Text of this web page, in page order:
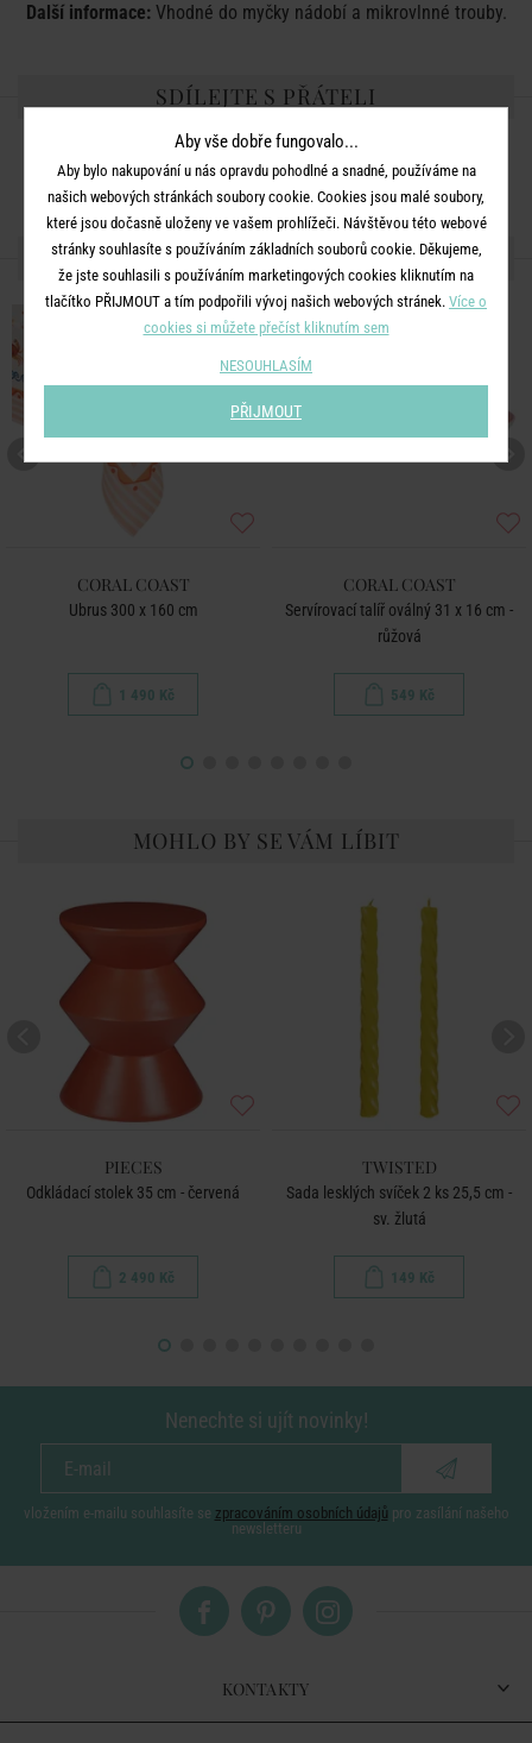
Další informace:Vhodné do myčky nádobí a mikrovlnné trouby.
SDÍLEJTE S PŘÁTELI
DALŠÍ PRODUKTY ZE SÉRIE
CORAL COAST
Ubrus 300 x 160 cm
1 490 Kč
CORAL COAST
Servírovací talíř oválný 31 x 16 cm -
růžová
549 Kč
MOHLO BY SE VÁM LÍBIT
PIECES
Odkládací stolek 35 cm - červená
2 490 Kč
TWISTED
Sada lesklých svíček 2 ks 25,5 cm -
sv. žlutá
149 Kč
Nenechte si ujít novinky!
vložením e-mailu souhlasíte se zpracováním osobních údajů pro zasílání našeho
newsletteru
KONTAKTY
Aby vše dobře fungovalo...
Aby bylo nakupování u nás opravdu pohodlné a snadné, používáme na
našich webových stránkách soubory cookie. Cookies jsou malé soubory,
které jsou dočasně uloženy ve vašem prohlížeči. Návštěvou této webové
stránky souhlasíte s používáním základních souborů cookie. Děkujeme,
že jste souhlasili s používáním marketingových cookies kliknutím na
tlačítko PŘIJMOUT a tím podpořili vývoj našich webových stránek. Více o
cookies si můžete přečíst kliknutím sem
NESOUHLASÍM
PŘIJMOUT